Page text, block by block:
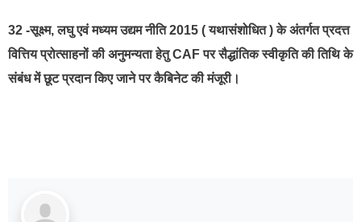
32 -सूक्ष्म, लघु एवं मध्यम उद्यम नीति 2015 ( यथासंशोधित ) के अंतर्गत प्रदत्त
वित्तिय प्रोत्साहनों की अनुमन्यता हेतु CAF पर सैद्धांतिक स्वीकृति की तिथि के
संबंध में छूट प्रदान किए जाने पर कैबिनेट की मंजूरी।